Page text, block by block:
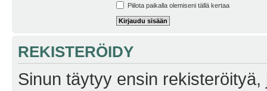
Piilota paikalla olemiseni tällä kertaa
REKISTERÖIDY
Sinun täytyy ensin